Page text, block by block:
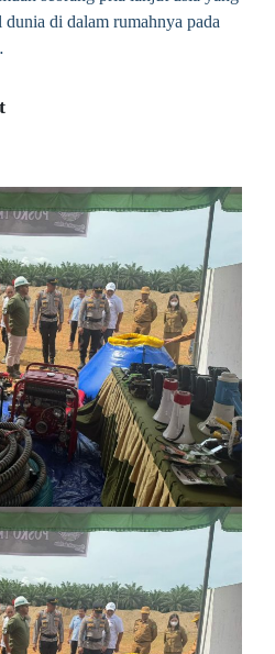
di dalam rumahnya pada